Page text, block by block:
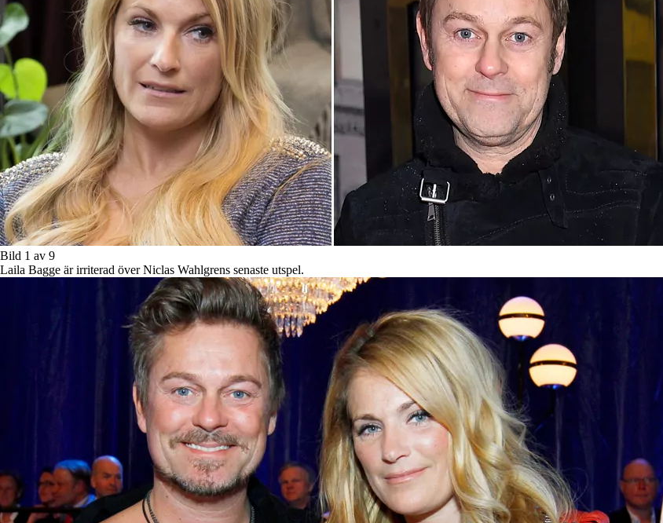
Bild 1 av 9
Laila Bagge är irriterad över Niclas Wahlgrens senaste utspel.